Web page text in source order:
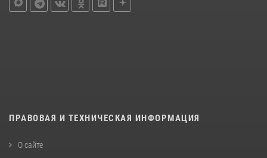
ПРАВОВАЯ И ТЕХНИЧЕСКАЯ ИНФОРМАЦИЯ
О сайте